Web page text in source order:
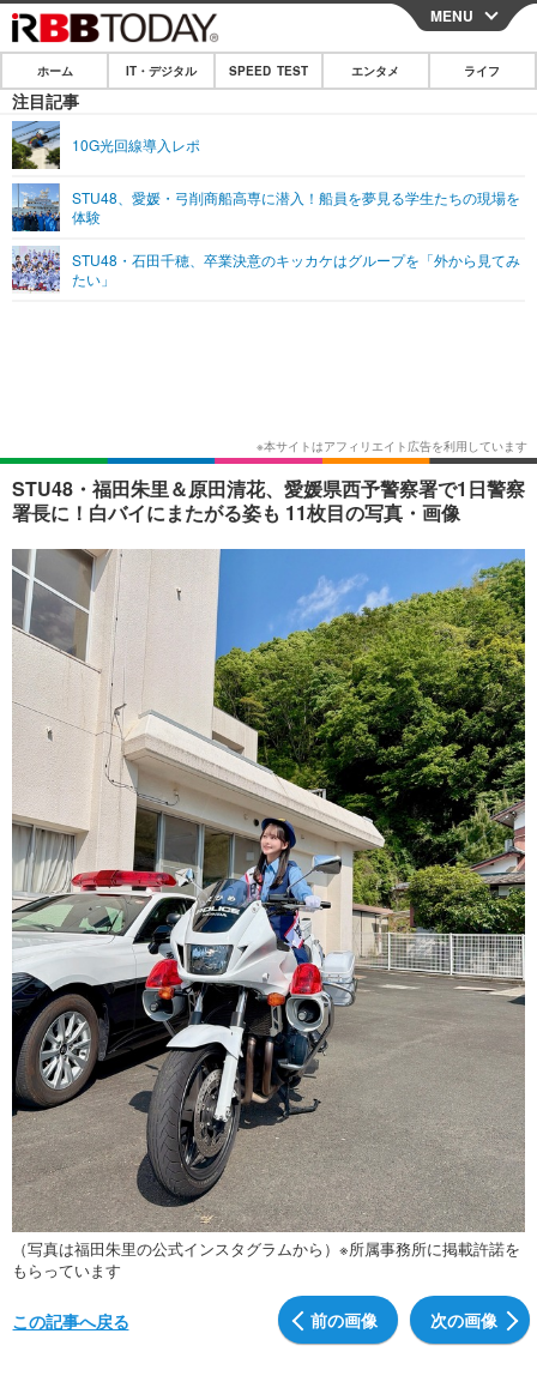
CLOSE
ホーム
IT・デジタル
ショッピング その他
SPEED TEST
エンタメ
エンタメTOP
ショッピング その他
ライフ
MENU
ホーム IT・デジタル SPEED TEST エンタメ ライフ
注目記事
10G光回線導入レポ
STU48、愛媛・弓削商船高専に潜入！船員を夢見る学生たちの現場を
体験
STU48・石田千穂、卒業決意のキッカケはグループを「外から見てみ
たい」
STU48・福田朱里＆原田清花、愛媛県西予警察署で1日警察
署長に！白バイにまたがる姿も 11枚目の写真・画像
（写真は福田朱里の公式インスタグラムから）※所属事務所に掲載許諾を
もらっています
前の画像 次の画像
この記事へ戻る